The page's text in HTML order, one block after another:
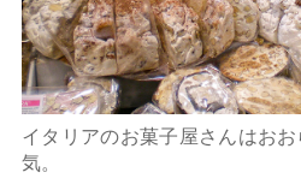
イタリアのお菓子屋さんはお
気。